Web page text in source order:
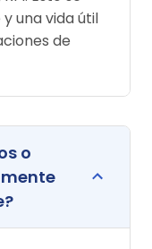
una vida útil
de
o